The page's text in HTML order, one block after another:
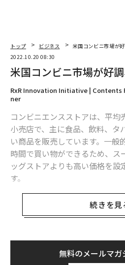
トップ ビジネス
米国コンビニ市場が
2022.10.20 08:30
米国コンビニ市場が好
RxR Innovation Initiative | Contents
ner
コンビニエンスストアは、平均
小売店で、主に食品、飲料、タ
い商品を販売しています。一般
時間で買い物ができるため、ス
ッグストアよりも高い価格を設
す。
今回のMarket Outlookでは、米
トア市場の規模や動向、成長に
以降に注目すべき3つのテーマ
続きを見
無料のメールマガ